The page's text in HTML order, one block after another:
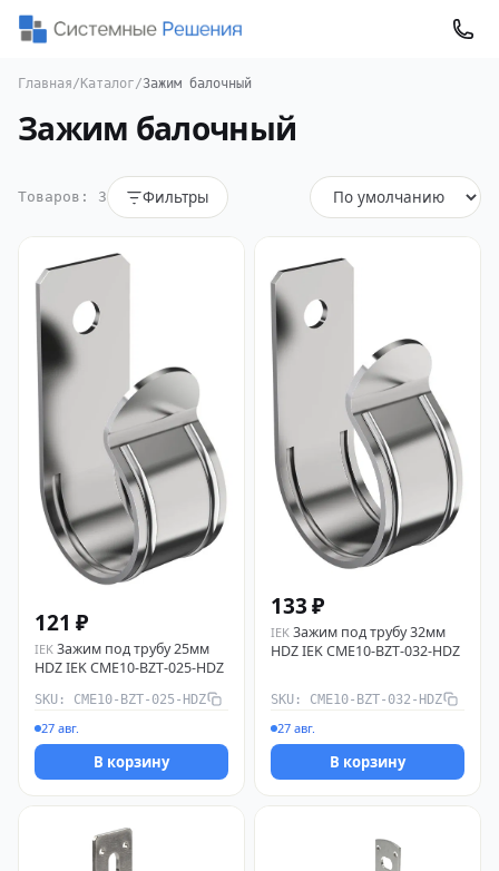
Главная/ Каталог/Зажим балочный
Зажим балочный
Товаров: 3 Фильтры
121 ₽
IEK 3ажим под трубу 25мм
HDZ IEK CME10-BZT-025-HDZ
SKU: CME10-BZT-025-HDZ
27 авг.
В корзину
133 ₽
IEK 3ажим под трубу 32мм
HDZ IEK CME10-BZT-032-HDZ
SKU: CME10-BZT-032-HDZ
27 авг.
В корзину